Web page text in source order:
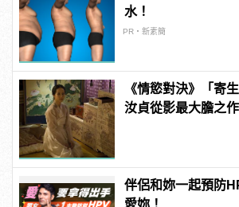
水！
PR・新素簡
《情慾對決》「寄
汝貞從影最大膽之
伴侶和妳一起預防
愛妳！